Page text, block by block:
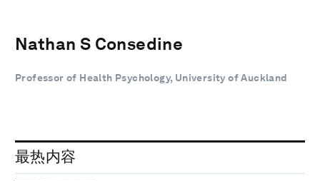
Nathan S Consedine
Professor of Health Psychology, University of Auckland
最热内容